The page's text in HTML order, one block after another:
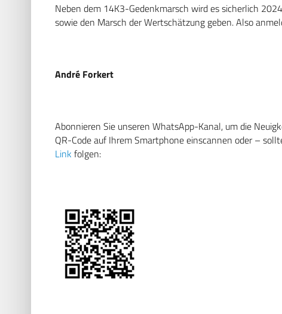
Neben dem 14K3-Gedenkmarsch wird es sicherlich
sowie den Marsch der Wertschätzung geben. Also
André Forkert
Abonnieren Sie unseren WhatsApp-Kanal, um die
QR-Code auf Ihrem Smartphone einscannen oder –
Link folgen: